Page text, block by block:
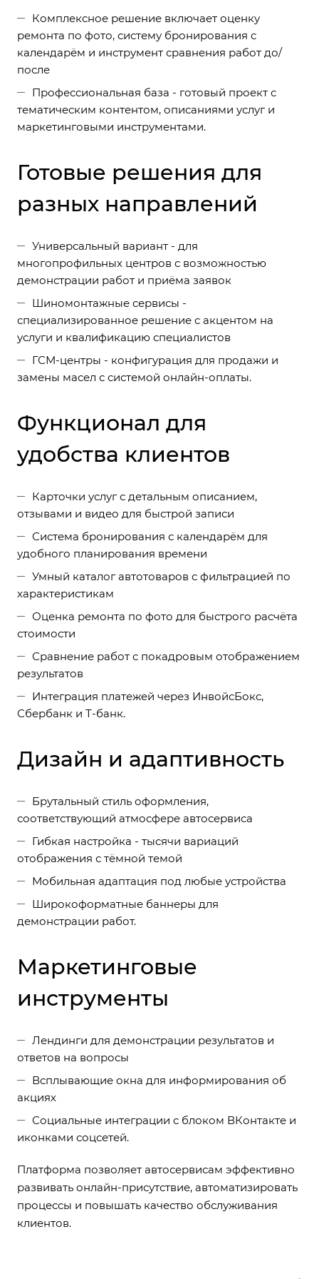
Комплексное решение включает оценку
ремонта по фото, систему бронирования с
календарём и инструмент сравнения работ до/
после
Профессиональная база - готовый проект с
тематическим контентом, описаниями услуг и
маркетинговыми инструментами.
Готовые решения для
разных направлений
Универсальный вариант - для
многопрофильных центров с возможностью
демонстрации работ и приёма заявок
Шиномонтажные сервисы -
специализированное решение с акцентом на
услуги и квалификацию специалистов
ГСМ-центры - конфигурация для продажи и
замены масел с системой онлайн-оплаты.
Функционал для
удобства клиентов
Карточки услуг с детальным описанием,
отзывами и видео для быстрой записи
Система бронирования с календарём для
удобного планирования времени
Умный каталог автотоваров с фильтрацией по
характеристикам
Оценка ремонта по фото для быстрого расчёта
стоимости
Сравнение работ с покадровым отображением
результатов
Интеграция платежей через ИнвойсБокс,
Сбербанк и Т-банк.
Дизайн и адаптивность
Брутальный стиль оформления,
соответствующий атмосфере автосервиса
Гибкая настройка - тысячи вариаций
отображения с тёмной темой
Мобильная адаптация под любые устройства
Широкоформатные баннеры для
демонстрации работ.
Маркетинговые
инструменты
Лендинги для демонстрации результатов и
ответов на вопросы
Всплывающие окна для информирования об
акциях
Социальные интеграции с блоком ВКонтакте и
иконками соцсетей.
Платформа позволяет автосервисам эффективно
развивать онлайн-присутствие, автоматизировать
процессы и повышать качество обслуживания
клиентов.